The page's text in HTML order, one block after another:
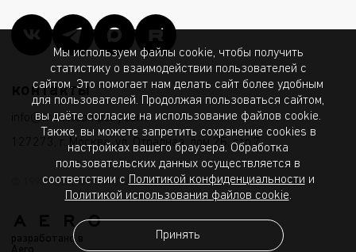
контакты
info@msk.ltcompany.com
127273, г. Москва, ул. Отрадная, дом 2Б, стр.7
разработано в
Aero
© 1998 - 2026 ООО «МГК «Световые Технологии»
Мы используем файлы cookie, чтобы получить
статистику о взаимодействии пользователей с
сайтом. Это помогает нам делать сайт более удобным
для пользователей. Продолжая пользоваться сайтом,
вы даёте согласие на использование файлов cookie.
Также, вы можете запретить сохранение cookies в
настройках вашего браузера. Обработка
пользовательских данных осуществляется в
соответствии с
Политикой конфиденциальности и
Политикой использования файлов cookie.
Принять